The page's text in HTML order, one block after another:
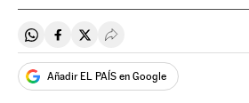
Compartir en Whatsapp
Compartir en Facebook
Compartir en Twitter
Desplegar Redes
Añadir EL PAÍS en Google